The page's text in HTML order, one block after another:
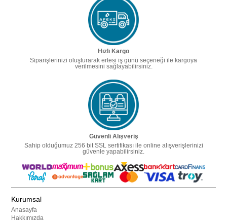
Hızlı Kargo
Siparişlerinizi oluşturarak ertesi iş günü seçeneği ile kargoya
verilmesini sağlayabilirsiniz.
Güvenli Alışveriş
Sahip olduğumuz 256 bit SSL sertifikası ile online alışverişlerinizi
güvenle yapabilirsiniz.
Kurumsal
Anasayfa
Hakkımızda